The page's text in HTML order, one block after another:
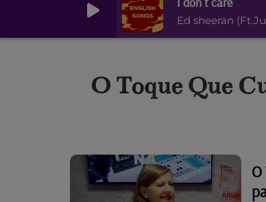
Ed sheeran
O Toque Que